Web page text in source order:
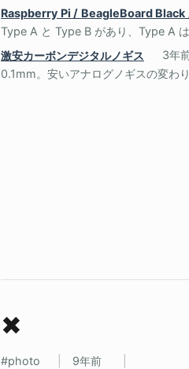
Raspberry Pi / BeagleBoard
Type A と Type B があり、Type A
激安カーボンデジタルノギス
3年
0.1mm。安いアナログノギスの変わ
✖
photo 9年前